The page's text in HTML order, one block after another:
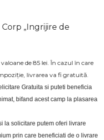
„Ingrijire de
de 85 lei. În cazul în care
livrarea va fi gratuită.
Gratuita si puteti beneficia
bifand acest camp la plasarea
la solicitare putem oferi livrare
prin care beneficiati de o livrare